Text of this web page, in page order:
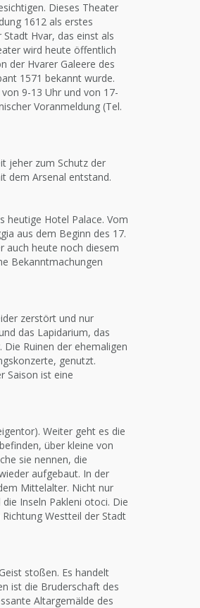
Dieses Theater
1612 als erstes
Hvar, das einst als
wird heute öffentlich
der Hvarer Galeere des
1571 bekannt wurde.
9-13 Uhr und von 17-
Voranmeldung (Tel.
jeher zum Schutz der
dem Arsenal entstand.
heutige Hotel Palace. Vom
aus dem Beginn des 17.
auch heute noch diesem
Bekanntmachungen
zerstört und nur
das Lapidarium, das
Ruinen der ehemaligen
genutzt.
Saison ist eine
Weiter geht es die
über kleine von
sie nennen, die
aufgebaut. In der
Mittelalter. Nicht nur
Inseln Pakleni otoci. Die
Westteil der Stadt
stoßen. Es handelt
ist die Bruderschaft des
Altargemälde des